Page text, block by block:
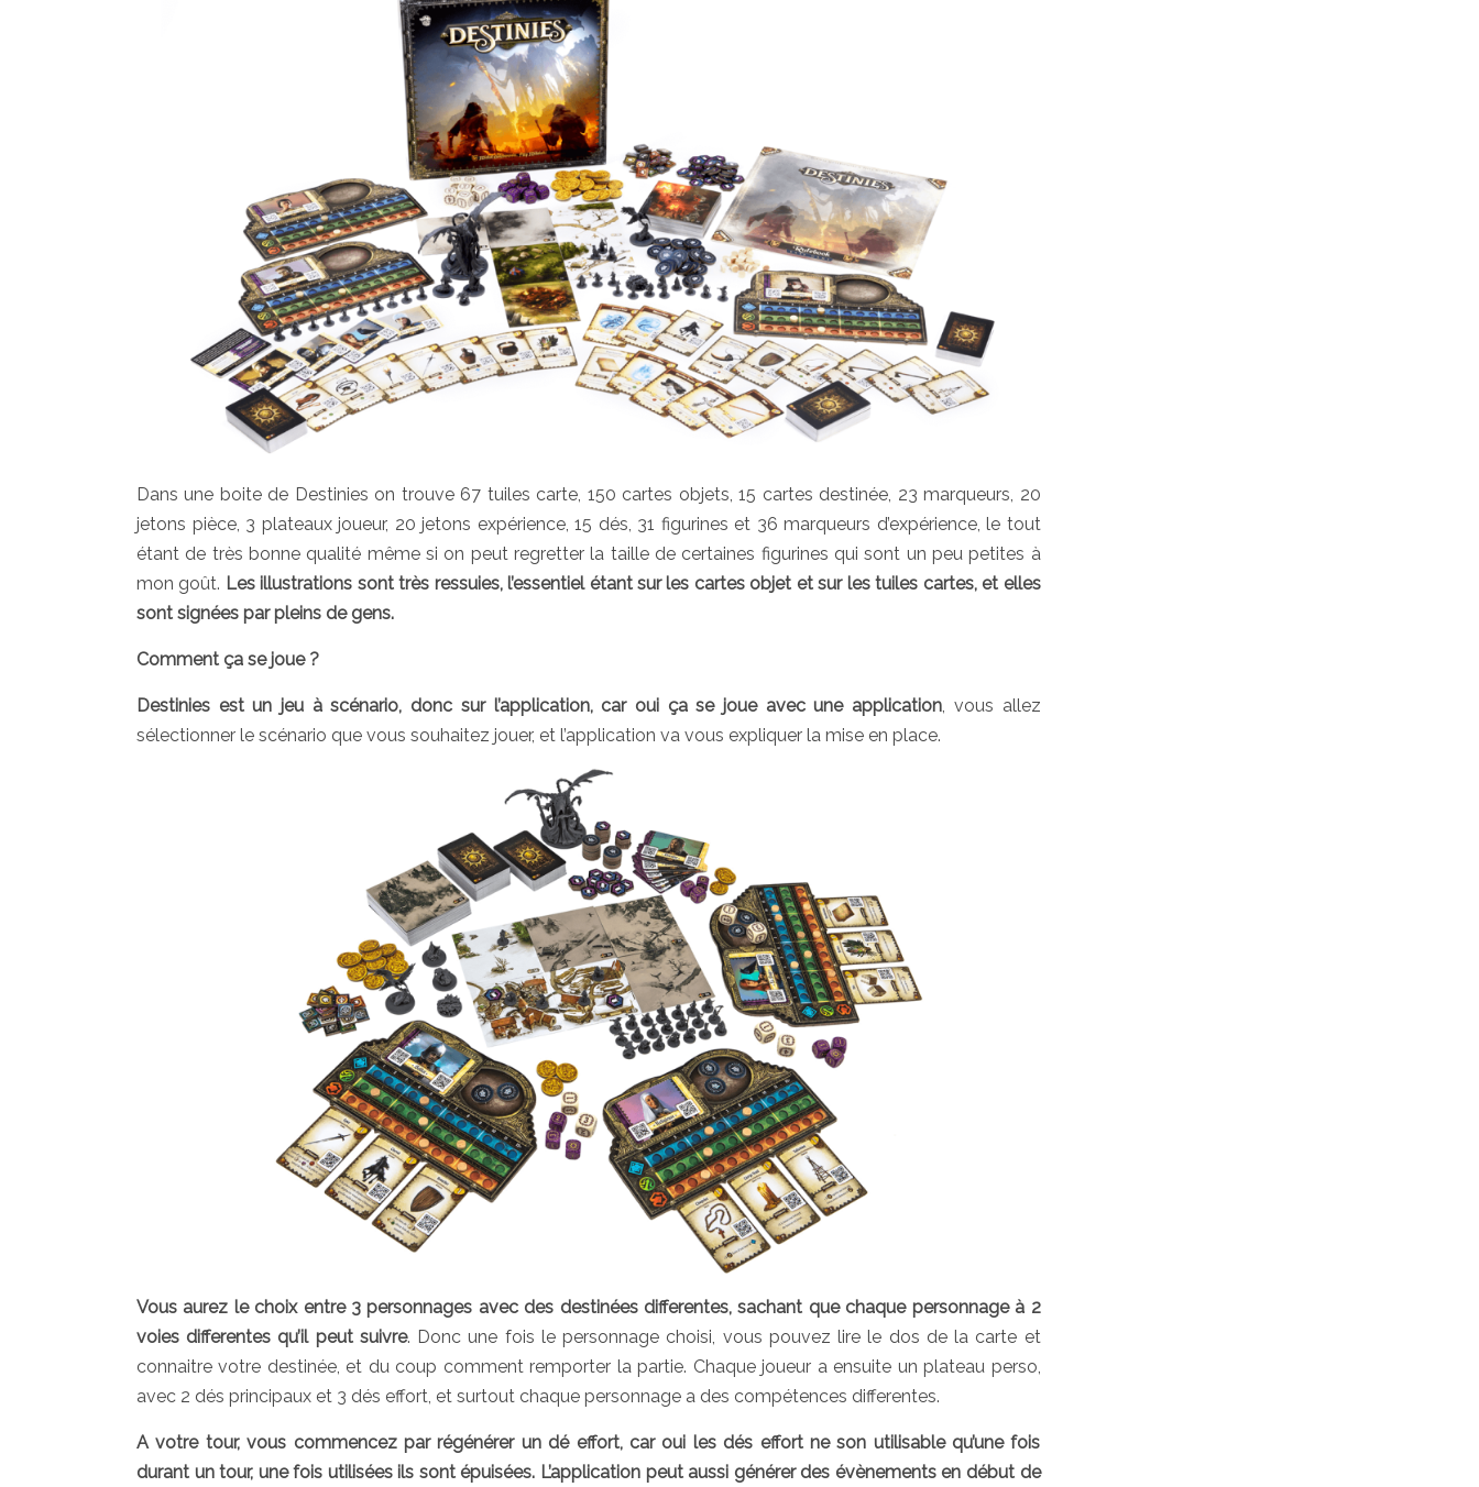
Dans une boite de Destinies on trouve 67 tuiles carte, 150 cartes objets, 15 cartes destinée, 23 marqueurs, 20
jetons pièce, 3 plateaux joueur, 20 jetons expérience, 15 dés, 31 figurines et 36 marqueurs d’expérience, le tout
étant de très bonne qualité même si on peut regretter la taille de certaines figurines qui sont un peu petites à
mon goût. Les illustrations sont très ressuies, l’essentiel étant sur les cartes objet et sur les tuiles cartes, et elles
sont signées par pleins de gens.
Comment ça se joue ?
Destinies est un jeu à scénario, donc sur l’application, car oui ça se joue avec une application, vous allez
sélectionner le scénario que vous souhaitez jouer, et l’application va vous expliquer la mise en place.
Vous aurez le choix entre 3 personnages avec des destinées differentes, sachant que chaque personnage à 2
voies differentes qu’il peut suivre. Donc une fois le personnage choisi, vous pouvez lire le dos de la carte et
connaitre votre destinée, et du coup comment remporter la partie. Chaque joueur a ensuite un plateau perso,
avec 2 dés principaux et 3 dés effort, et surtout chaque personnage a des compétences differentes.
A votre tour, vous commencez par régénérer un dé effort, car oui les dés effort ne son utilisable qu’une fois
durant un tour, une fois utilisées ils sont épuisées. L’application peut aussi générer des évènements en début de